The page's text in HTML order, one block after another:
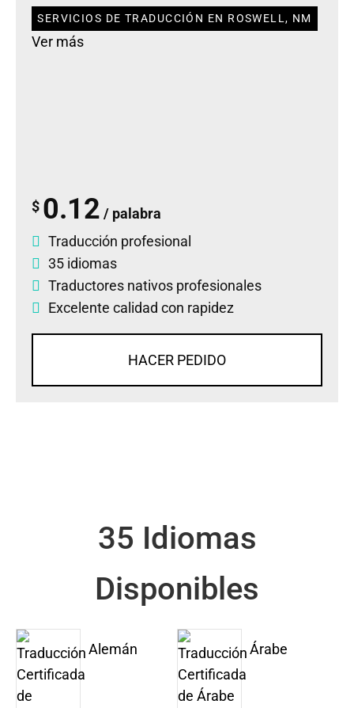
SERVICIOS DE TRADUCCIÓN EN ROSWELL, NM
Ver más
$ 0.12 / palabra
Traducción profesional
35 idiomas
Traductores nativos profesionales
Excelente calidad con rapidez
HACER PEDIDO
35 Idiomas
Disponibles
Alemán Árabe